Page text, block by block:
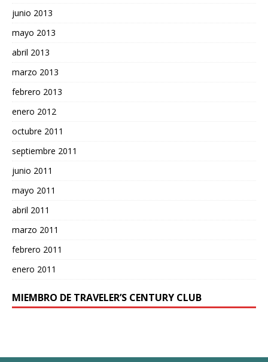
junio 2013
mayo 2013
abril 2013
marzo 2013
febrero 2013
enero 2012
octubre 2011
septiembre 2011
junio 2011
mayo 2011
abril 2011
marzo 2011
febrero 2011
enero 2011
MIEMBRO DE TRAVELER’S CENTURY CLUB